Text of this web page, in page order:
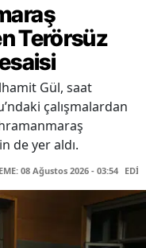
Terörsüz
Gül, saat
çalışmalardan
de yer aldı.
08 Ağustos 2026 - 03:54